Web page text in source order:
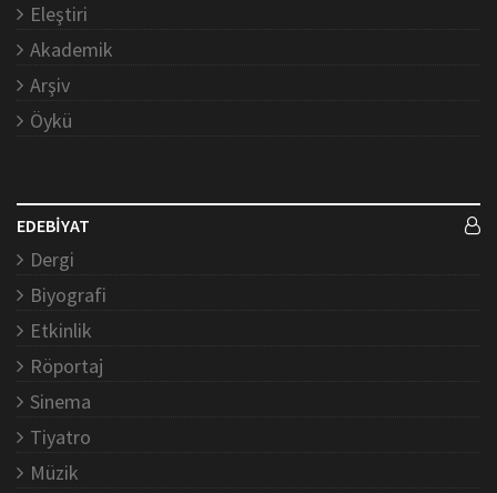
Eleştiri
Akademik
Arşiv
Öykü
EDEBİYAT
Dergi
Biyografi
Etkinlik
Röportaj
Sinema
Tiyatro
Müzik